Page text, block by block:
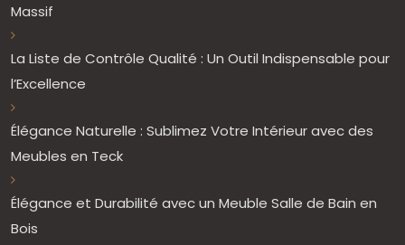
Massif
La Liste de Contrôle Qualité : Un Outil Indispensable pour
l’Excellence
Élégance Naturelle : Sublimez Votre Intérieur avec des
Meubles en Teck
Élégance et Durabilité avec un Meuble Salle de Bain en
Bois